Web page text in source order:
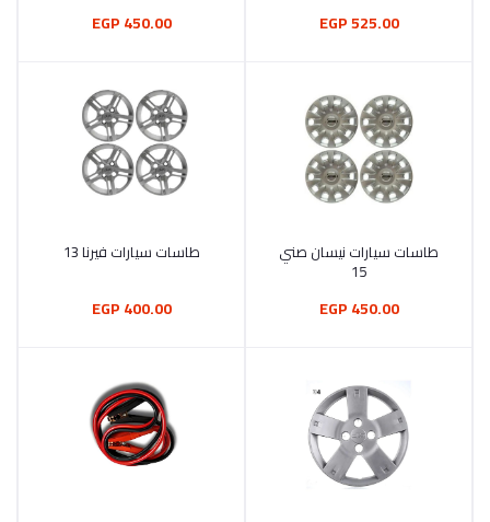
525.00 EGP
450.00 EGP
أضف إلى السلة
طاسات سيارات نيسان صني
15
450.00 EGP
أضف إلى السلة
طاسات سيارات فيرنا 13
400.00 EGP